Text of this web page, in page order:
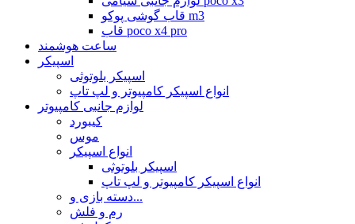
قاب گوشی پوکو m3
قاب poco x4 pro
ساعت هوشمند
اسپیکر
اسپیکر بلوتوثی
انواع اسپیکر کامپیوتر و لپ تاپ
لوازم جانبی کامپیوتر
کیبورد
موس
انواع اسپیکر
اسپیکر بلوتوثی
انواع اسپیکر کامپیوتر و لپ تاپ
دسته بازی و...
رم و فلش